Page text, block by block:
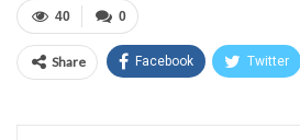
0
40
Share Facebook Twitter